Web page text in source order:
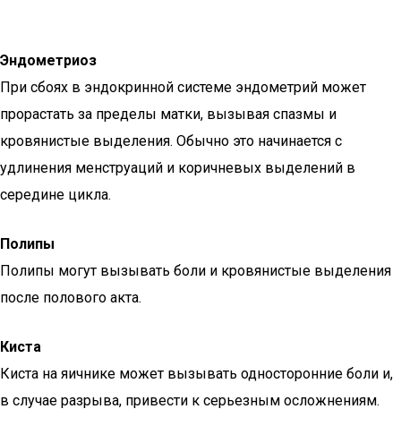
Эндометриоз
При сбоях в эндокринной системе эндометрий может
прорастать за пределы матки, вызывая спазмы и
кровянистые выделения. Обычно это начинается с
удлинения менструаций и коричневых выделений в
середине цикла.
Полипы
Полипы могут вызывать боли и кровянистые выделения
после полового акта.
Киста
Киста на яичнике может вызывать односторонние боли и,
в случае разрыва, привести к серьезным осложнениям.